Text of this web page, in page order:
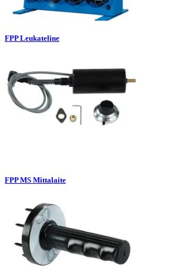
FPP Leukateline
FPP MS Mittalaite